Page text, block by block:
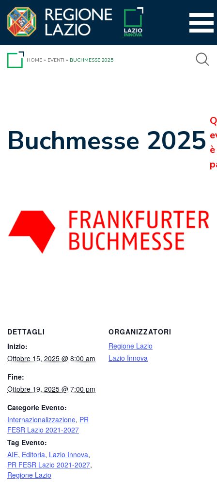
contenuto
HOME » EVENTI » BUCHMESSE 2025
Buchmesse 2025 è
DETTAGLI
Inizio:
Ottobre 15, 2025 @ 8:00 am
Fine:
Ottobre 19, 2025 @ 7:00 pm
Categorie Evento:
Internazionalizzazione, PR
FESR Lazio 2021-2027
Tag Evento:
AIE, Editoria, Lazio Innova,
PR FESR Lazio 2021-2027,
Regione Lazio
ORGANIZZATORI
Regione Lazio
Lazio Innova